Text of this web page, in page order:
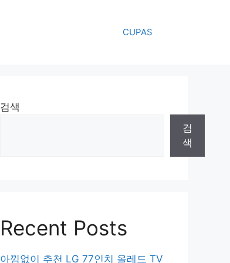
CUPAS
검색
검
색
Recent Posts
아낌없이 추천 LG 77인치 올레드 TV